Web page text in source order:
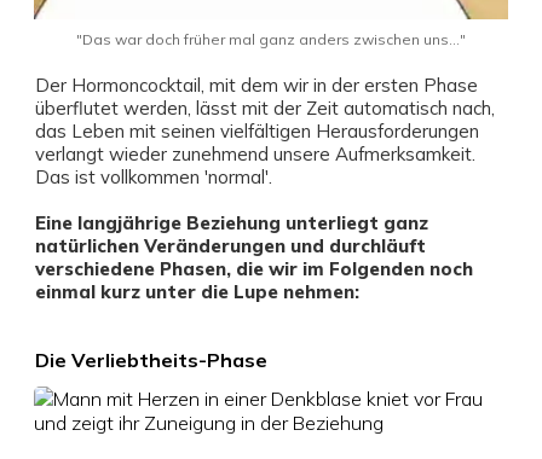
"Das war doch früher mal ganz anders zwischen uns..."
Der Hormoncocktail, mit dem wir in der ersten Phase
überflutet werden, lässt mit der Zeit automatisch nach,
das Leben mit seinen vielfältigen Herausforderungen
verlangt wieder zunehmend unsere Aufmerksamkeit.
Das ist vollkommen 'normal'.
Eine langjährige Beziehung unterliegt ganz
natürlichen Veränderungen und durchläuft
verschiedene Phasen, die wir im Folgenden noch
einmal kurz unter die Lupe nehmen:
Die Verliebtheits-Phase